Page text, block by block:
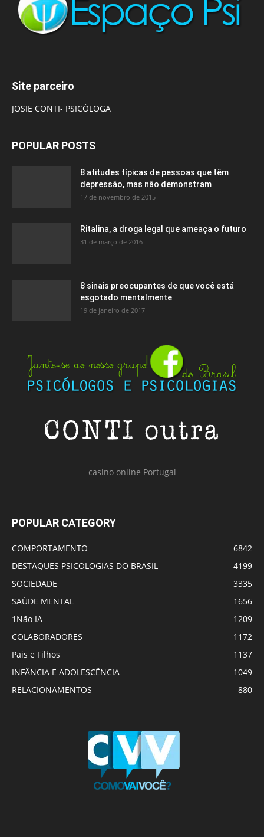
Site parceiro
JOSIE CONTI- PSICÓLOGA
POPULAR POSTS
8 atitudes típicas de pessoas que têm
depressão, mas não demonstram
17 de novembro de 2015
Ritalina, a droga legal que ameaça o futuro
31 de março de 2016
8 sinais preocupantes de que você está
esgotado mentalmente
19 de janeiro de 2017
casino online Portugal
POPULAR CATEGORY
COMPORTAMENTO
6842
DESTAQUES PSICOLOGIAS DO BRASIL
4199
SOCIEDADE
3335
SAÚDE MENTAL
1656
1Não IA
1209
COLABORADORES
1172
Pais e Filhos
1137
INFÂNCIA E ADOLESCÊNCIA
1049
RELACIONAMENTOS
880